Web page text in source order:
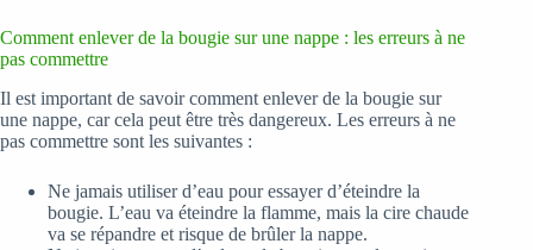
Comment enlever de la bougie sur une nappe : les erreurs à ne
pas commettre
Il est important de savoir comment enlever de la bougie sur
une nappe, car cela peut être très dangereux. Les erreurs à ne
pas commettre sont les suivantes :
Ne jamais utiliser d’eau pour essayer d’éteindre la
bougie. L’eau va éteindre la flamme, mais la cire chaude
va se répandre et risque de brûler la nappe.